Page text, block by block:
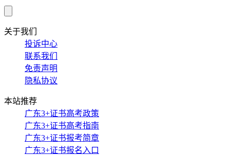
关于我们
投诉中心
联系我们
免责声明
隐私协议
本站推荐
广东3+证书高考政策
广东3+证书高考指南
广东3+证书报考简章
广东3+证书报名入口